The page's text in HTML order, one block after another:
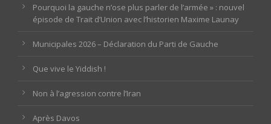
Pourquoi la gauche n’ose plus parler de l’armée » : nouvel
épisode de Trait d’Union avec l’historien Maxime Launay
Municipales 2026 – Déclaration du Parti de Gauche
Que vive le Yiddish !
Non à l’agression contre l’Iran
Après Davos